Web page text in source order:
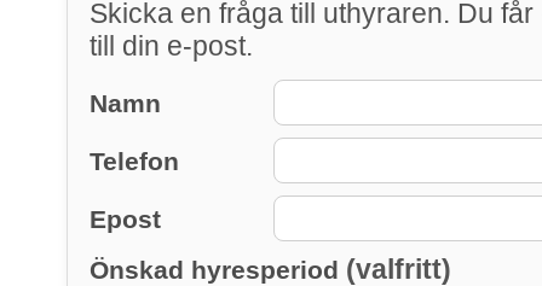
Skicka en fråga till uthyraren. Du får
till din e-post.
Namn
Telefon
Epost
Önskad hyresperiod (valfritt)